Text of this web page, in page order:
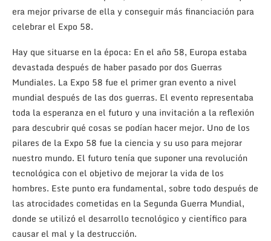
era mejor privarse de ella y conseguir más financiación para
celebrar el Expo 58.
Hay que situarse en la época: En el año 58, Europa estaba
devastada después de haber pasado por dos Guerras
Mundiales. La Expo 58 fue el primer gran evento a nivel
mundial después de las dos guerras. El evento representaba
toda la esperanza en el futuro y una invitación a la reflexión
para descubrir qué cosas se podían hacer mejor. Uno de los
pilares de la Expo 58 fue la ciencia y su uso para mejorar
nuestro mundo. El futuro tenía que suponer una revolución
tecnológica con el objetivo de mejorar la vida de los
hombres. Este punto era fundamental, sobre todo después de
las atrocidades cometidas en la Segunda Guerra Mundial,
donde se utilizó el desarrollo tecnológico y científico para
causar el mal y la destrucción.